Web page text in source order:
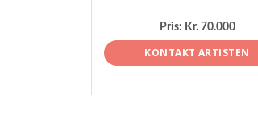
Pris: Kr. 70.000
KONTAKT ARTISTEN